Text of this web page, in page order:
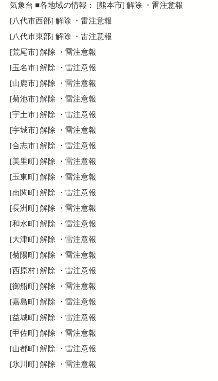
気象台 ■各地域の情報： [熊本市] 解除 ・雷注意報
[八代市西部] 解除 ・雷注意報
[八代市東部] 解除 ・雷注意報
[荒尾市] 解除 ・雷注意報
[玉名市] 解除 ・雷注意報
[山鹿市] 解除 ・雷注意報
[菊池市] 解除 ・雷注意報
[宇土市] 解除 ・雷注意報
[宇城市] 解除 ・雷注意報
[合志市] 解除 ・雷注意報
[美里町] 解除 ・雷注意報
[玉東町] 解除 ・雷注意報
[南関町] 解除 ・雷注意報
[長洲町] 解除 ・雷注意報
[和水町] 解除 ・雷注意報
[大津町] 解除 ・雷注意報
[菊陽町] 解除 ・雷注意報
[西原村] 解除 ・雷注意報
[御船町] 解除 ・雷注意報
[嘉島町] 解除 ・雷注意報
[益城町] 解除 ・雷注意報
[甲佐町] 解除 ・雷注意報
[山都町] 解除 ・雷注意報
[氷川町] 解除 ・雷注意報